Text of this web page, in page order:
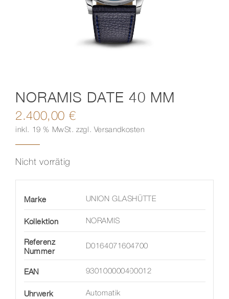
NORAMIS DATE 40 MM
2.400,00 €
inkl. 19 % MwSt. zzgl. Versandkosten
Nicht vorrätig
Marke UNION GLASHÜTTE
Kollektion NORAMIS
Referenz
Nummer
D0164071604700
EAN 930100000400012
Uhrwerk Automatik